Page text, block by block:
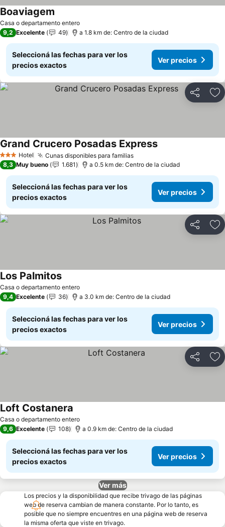
Casa o departamento entero
Boaviagem
9,2 Excelente 49 a 1.8 km de: Centro de la ciudad
Seleccioná las fechas para ver los
precios exactos
Ver precios
Compartir
3 Estrellas
Hotel Cunas disponibles para familias
Grand Crucero Posadas Express
8,3 Muy bueno 1.681 a 0.5 km de: Centro de la ciudad
Seleccioná las fechas para ver los
precios exactos
Ver precios
Compartir
Casa o departamento entero
Los Palmitos
9,4 Excelente 36 a 3.0 km de: Centro de la ciudad
Seleccioná las fechas para ver los
precios exactos
Ver precios
Compartir
Casa o departamento entero
Loft Costanera
9,6 Excelente 108 a 0.9 km de: Centro de la ciudad
Seleccioná las fechas para ver los
precios exactos
Ver precios
Ver más
Los precios y la disponibilidad que recibe trivago de las páginas
web de reserva cambian de manera constante. Por lo tanto, es
posible que no siempre encuentres en una página web de reserva
la misma oferta que viste en trivago.